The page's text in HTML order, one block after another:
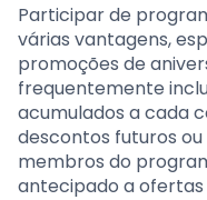
Participar de
várias vantagens,
promoções de
frequentemente
acumulados a cada
descontos futuros ou
membros do
antecipado a ofertas